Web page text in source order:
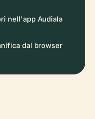
nell'app Audiala
dal browser